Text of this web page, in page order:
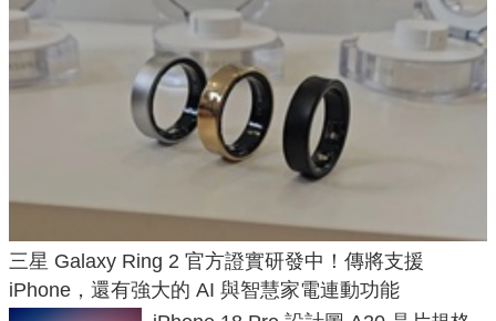
三星 Galaxy Ring 2 官方證實研發中！傳將支援
iPhone，還有強大的 AI 與智慧家電連動功能